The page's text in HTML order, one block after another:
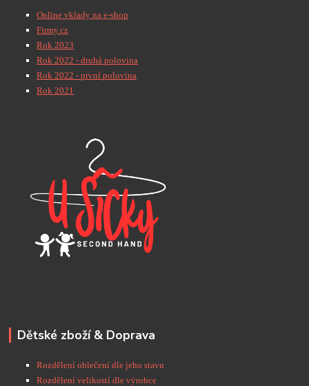
Online vklady na e-shop
Firmy.cz
Rok 2023
Rok 2022 - druhá polovina
Rok 2022 - první polovina
Rok 2021
Dětské zboží & Doprava
Rozdělení oblečení dle jeho stavu
Rozdělení velikostí dle výrobce